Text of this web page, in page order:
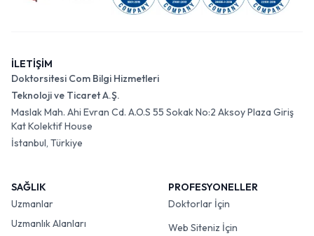
İLETİŞİM
Doktorsitesi Com Bilgi Hizmetleri
Teknoloji ve Ticaret A.Ş.
Maslak Mah. Ahi Evran Cd. A.O.S 55 Sokak No:2 Aksoy Plaza Giriş
Kat Kolektif House
İstanbul, Türkiye
SAĞLIK
Uzmanlar
Uzmanlık Alanları
PROFESYONELLER
Doktorlar İçin
Web Siteniz İçin